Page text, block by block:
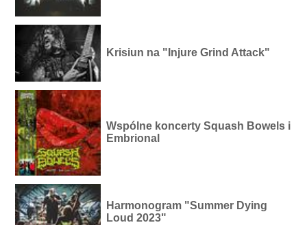
Krisiun na "Injure Grind Attack"
Wspólne koncerty Squash Bowels i
Embrional
Harmonogram "Summer Dying
Loud 2023"